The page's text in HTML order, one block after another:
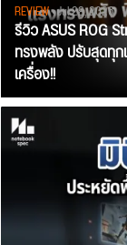
REVIEW• Jul 28, 2026
รีวิว ASUS ROG
ทรงพลัง ปรับสุดทุก
เครื่อง!!